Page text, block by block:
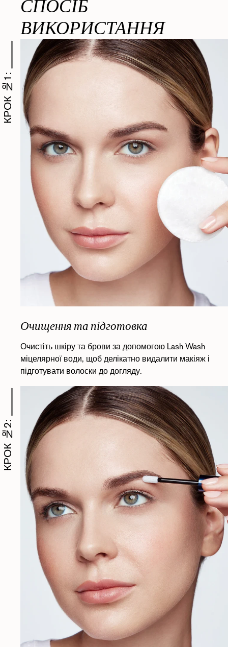
СПОСІБ
ВИКОРИСТАННЯ
КРОК №1:
Очищення та підготовка
Очистіть шкіру та брови за допомогою Lash Wash
міцелярної води, щоб делікатно видалити макіяж і
підготувати волоски до догляду.
КРОК №2: